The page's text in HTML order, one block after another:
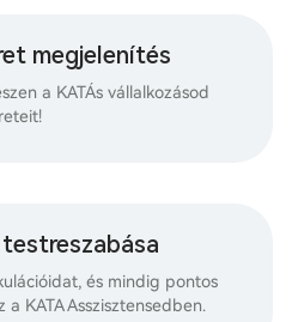
megjelenítés
a KATÁs vállalkozásod
testreszabása
és mindig pontos
KATA Asszisztensedben.